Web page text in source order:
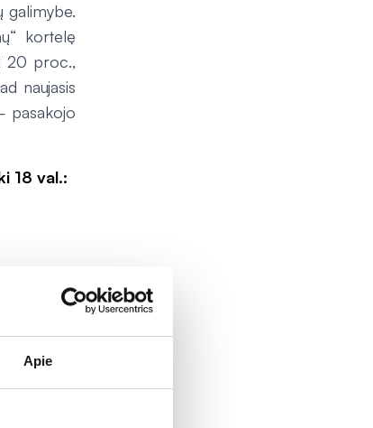
Apie
galimybe.
kortelę
20 proc.,
naujasis
pasakojo
18 val.: